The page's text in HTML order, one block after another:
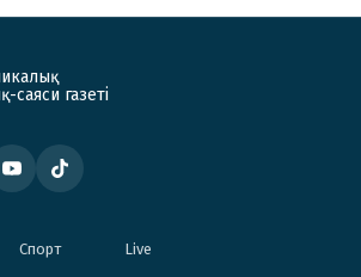
саяси газеті
Спорт Live